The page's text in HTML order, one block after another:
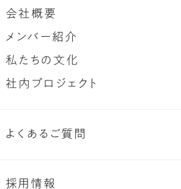
会社概要
メ ンバ ー紹介
私 た ちの 文化
社 内 プロ ジ ェ ク ト
よ く あ る ご質 問
採用 情報